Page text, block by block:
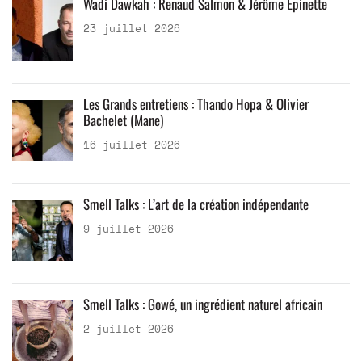
23 juillet 2026
Les Grands entretiens : Thando Hopa & Olivier
Bachelet (Mane)
16 juillet 2026
Smell Talks : L’art de la création indépendante
9 juillet 2026
Smell Talks : Gowé, un ingrédient naturel africain
2 juillet 2026